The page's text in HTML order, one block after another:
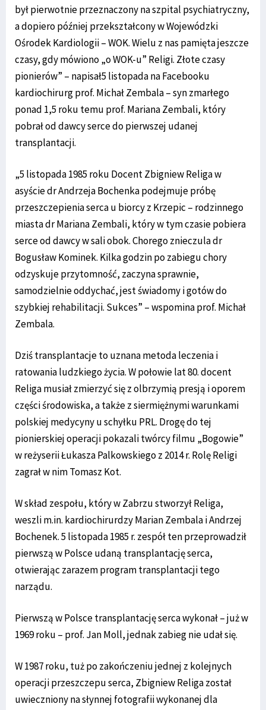
był pierwotnie przeznaczony na szpital psychiatryczny,
a dopiero później przekształcony w Wojewódzki
Ośrodek Kardiologii – WOK. Wielu z nas pamięta jeszcze
czasy, gdy mówiono „o WOK-u” Religi. Złote czasy
pionierów” – napisał5 listopada na Facebooku
kardiochirurg prof. Michał Zembala – syn zmarłego
ponad 1,5 roku temu prof. Mariana Zembali, który
pobrał od dawcy serce do pierwszej udanej
transplantacji.
„5 listopada 1985 roku Docent Zbigniew Religa w
asyście dr Andrzeja Bochenka podejmuje próbę
przeszczepienia serca u biorcy z Krzepic – rodzinnego
miasta dr Mariana Zembali, który w tym czasie pobiera
serce od dawcy w sali obok. Chorego znieczula dr
Bogusław Kominek. Kilka godzin po zabiegu chory
odzyskuje przytomność, zaczyna sprawnie,
samodzielnie oddychać, jest świadomy i gotów do
szybkiej rehabilitacji. Sukces” – wspomina prof. Michał
Zembala.
Dziś transplantacje to uznana metoda leczenia i
ratowania ludzkiego życia. W połowie lat 80. docent
Religa musiał zmierzyć się z olbrzymią presją i oporem
części środowiska, a także z siermiężnymi warunkami
polskiej medycyny u schyłku PRL. Drogę do tej
pionierskiej operacji pokazali twórcy filmu „Bogowie”
w reżyserii Łukasza Palkowskiego z 2014 r. Rolę Religi
zagrał w nim Tomasz Kot.
W skład zespołu, który w Zabrzu stworzył Religa,
weszli m.in. kardiochirurdzy Marian Zembala i Andrzej
Bochenek. 5 listopada 1985 r. zespół ten przeprowadził
pierwszą w Polsce udaną transplantację serca,
otwierając zarazem program transplantacji tego
narządu.
Pierwszą w Polsce transplantację serca wykonał – już w
1969 roku – prof. Jan Moll, jednak zabieg nie udał się.
W 1987 roku, tuż po zakończeniu jednej z kolejnych
operacji przeszczepu serca, Zbigniew Religa został
uwieczniony na słynnej fotografii wykonanej dla